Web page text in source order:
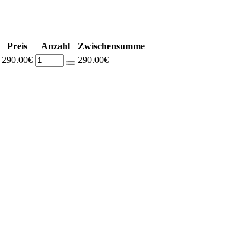
Preis Anzahl
Zwischensumme
290.00€
290.00€